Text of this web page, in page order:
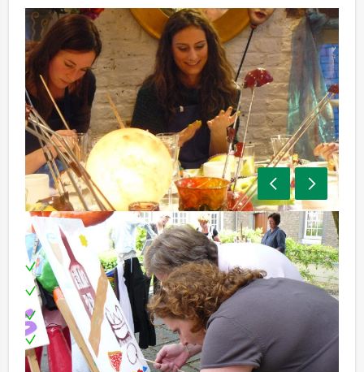
Inclusief:
Enthousiaste begeleiding
Materiaal
Locatie
Te boeken op uw gewenste dag en tijdstip!